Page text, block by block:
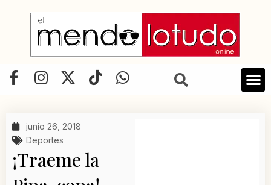
contenido
F
a
e
b
o
o
I
n
t
a
r
X
-
w
t
T
i
W
h
junio 26, 2018
Deportes
¡Traeme la